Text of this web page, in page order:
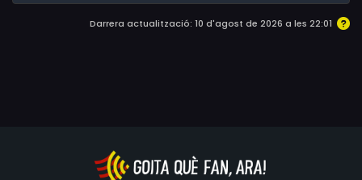
Darrera actualització: 10 d'agost de 2026 a les 22:01